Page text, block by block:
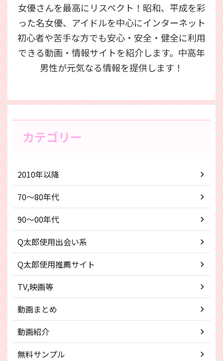
女優さんを最高にリスペクト！昭和、平成を彩
った名女優、アイドルを中心にインターネット
初心者や苦手な方でも安心・安全・健全に利用
できる動画・情報サイトを紹介します。中高年
男性が元気なる情報を提供します！
カテゴリー
2010年以降
70〜80年代
90～00年代
Q太郎使用出会い系
Q太郎使用推薦サイト
TV,映画等
動画まとめ
動画紹介
無料サンプル